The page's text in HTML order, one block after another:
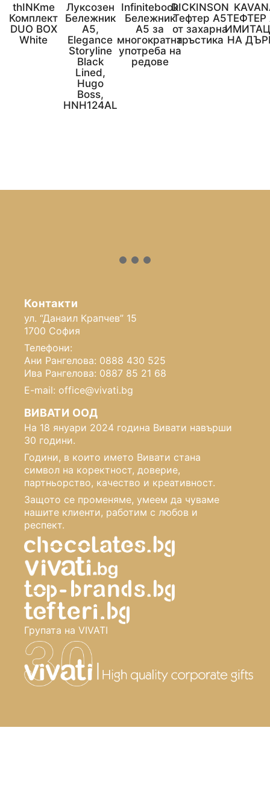
thINKme
Комплект
DUO BOX
White
Луксозен
Бележник
А5,
Elegance
Storyline
Black
Lined,
Hugo
Boss,
HNH124AL
Infinitebook
Бележник
A5 за
многократна
употреба на
редове
DICKINSON
Тефтер A5
от захарна
тръстика
ТЕФТЕР
НА
Контакти
ул. “Данаил Крапчев” 15
1700 София
Телефони:
Ани Рангелова: 0888 430 525
Ива Рангелова: 0887 85 21 68
E-mail: office@vivati.bg
ВИВАТИ ООД
На 18 януари 2024 година Вивати навърши
30 години.
Години, в които името Вивати стана
символ на коректност, доверие,
партньорство, качество и креативност.
Защото се променяме, умеем да чуваме
нашите клиенти, работим с любов и
респект.
Групата на VIVATI